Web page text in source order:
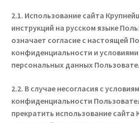
2.1. Использование сайта
инструкций на русском языке
означает согласие с настоящей
конфиденциальности и
персональных данных
2.2. В случае несогласия с
конфиденциальности
прекратить использование сайта